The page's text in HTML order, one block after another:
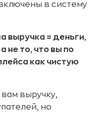
в систему
выручка = деньги,
не то, что вы по
как чистую
выручку,
но